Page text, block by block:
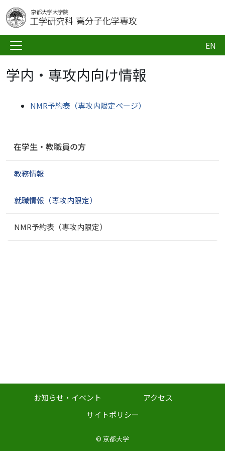
EN
学内・専攻内向け情報
NMR予約表（専攻内限定ページ）
ゲ
シ
ン
在学生・教職員の方
教務情報
就職情報（専攻内限定）
NMR予約表（専攻内限定）
© 京都大学
お知らせ・イベント
アクセス
サイトポリシー